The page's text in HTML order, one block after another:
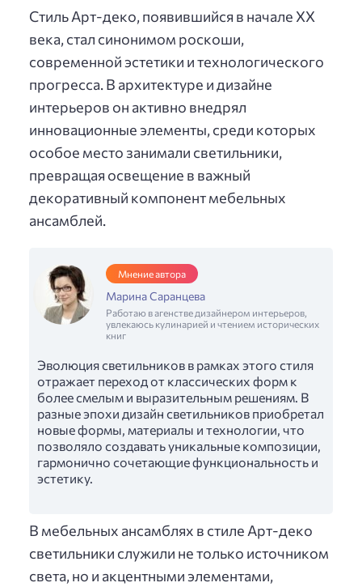
Стиль Арт-деко, появившийся в начале XX
века, стал синонимом роскоши,
современной эстетики и технологического
прогресса. В архитектуре и дизайне
интерьеров он активно внедрял
инновационные элементы, среди которых
особое место занимали светильники,
превращая освещение в важный
декоративный компонент мебельных
ансамблей.
Мнение автора
Марина Саранцева
Работаю в агенстве дизайнером интерьеров,
увлекаюсь кулинарией и чтением исторических
книг
Эволюция светильников в рамках этого стиля
отражает переход от классических форм к
более смелым и выразительным решениям. В
разные эпохи дизайн светильников приобретал
новые формы, материалы и технологии, что
позволяло создавать уникальные композиции,
гармонично сочетающие функциональность и
эстетику.
В мебельных ансамблях в стиле Арт-деко
светильники служили не только источником
света, но и акцентными элементами,